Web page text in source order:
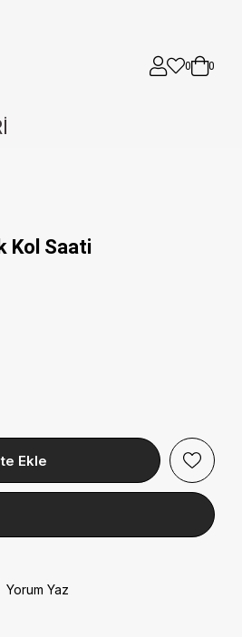
0 0
Kol Saati
Yorum Yaz